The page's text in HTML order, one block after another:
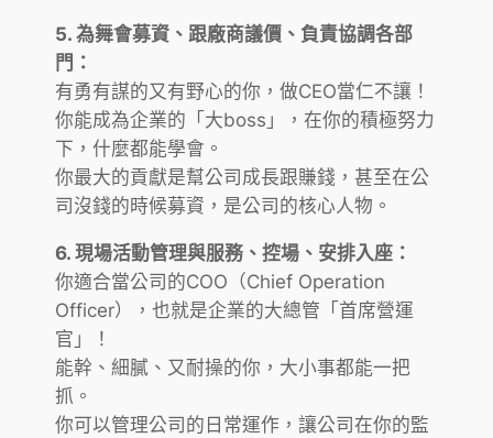
5. 為舞會募資、跟廠商議價、負責協調各部
門：
有勇有謀的又有野心的你，做CEO當仁不讓！
你能成為企業的「大boss」，在你的積極努力
下，什麼都能學會。
你最大的貢獻是幫公司成長跟賺錢，甚至在公
司沒錢的時候募資，是公司的核心人物。
6. 現場活動管理與服務、控場、安排入座：
你適合當公司的COO（Chief Operation
Officer），也就是企業的大總管「首席營運
官」！
能幹、細膩、又耐操的你，大小事都能一把
抓。
你可以管理公司的日常運作，讓公司在你的監